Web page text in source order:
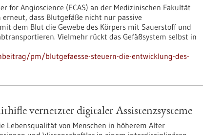
for Angioscience (ECAS) an der Medizinischen Fakultät
dass Blutgefäße nicht nur passive
dem Blut die Gewebe des Körpers mit Sauerstoff und
Vielmehr rückt das Gefäßsystem selbst in
pm/blutgefaesse-steuern-die-entwicklung-des-
vernetzter digitaler Assistenzsysteme
Lebensqualität von Menschen in höherem Alter